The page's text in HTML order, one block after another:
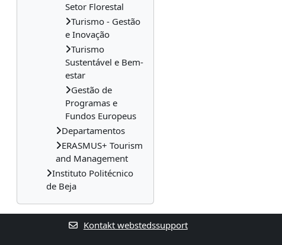
Setor Florestal
Turismo - Gestão
e Inovação
Turismo
Sustentável e Bem-
estar
Gestão de
Programas e
Fundos Europeus
Departamentos
ERASMUS+ Tourism
and Management
Instituto Politécnico
de Beja
Kontakt webstedssupport